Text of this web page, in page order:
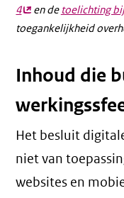
4(externe
link)
en de toelichting
toegankelijkheid
Inhoud die
Het besluit
niet van
websites en